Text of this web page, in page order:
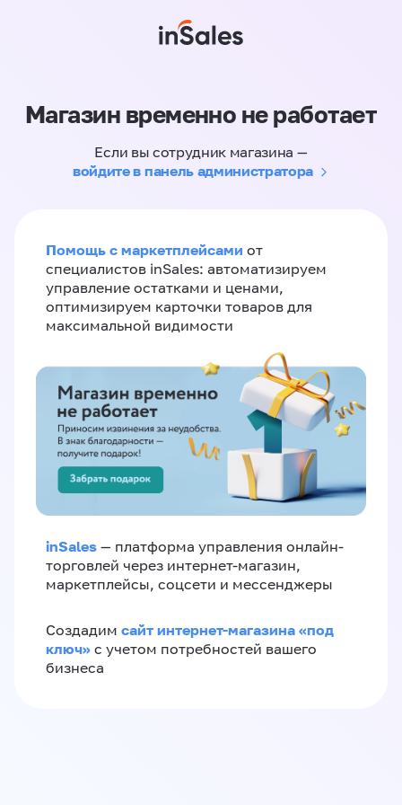
Магазин временно не работает
Если вы сотрудник магазина —
войдите в панель администратора
Помощь с маркетплейсами от
специалистов inSales: автоматизируем
управление остатками и ценами,
оптимизируем карточки товаров для
максимальной видимости
inSales — платформа управления онлайн-
торговлей через интернет-магазин,
маркетплейсы, соцсети и мессенджеры
Создадим сайт интернет-магазина «под
ключ» с учетом потребностей вашего
бизнеса